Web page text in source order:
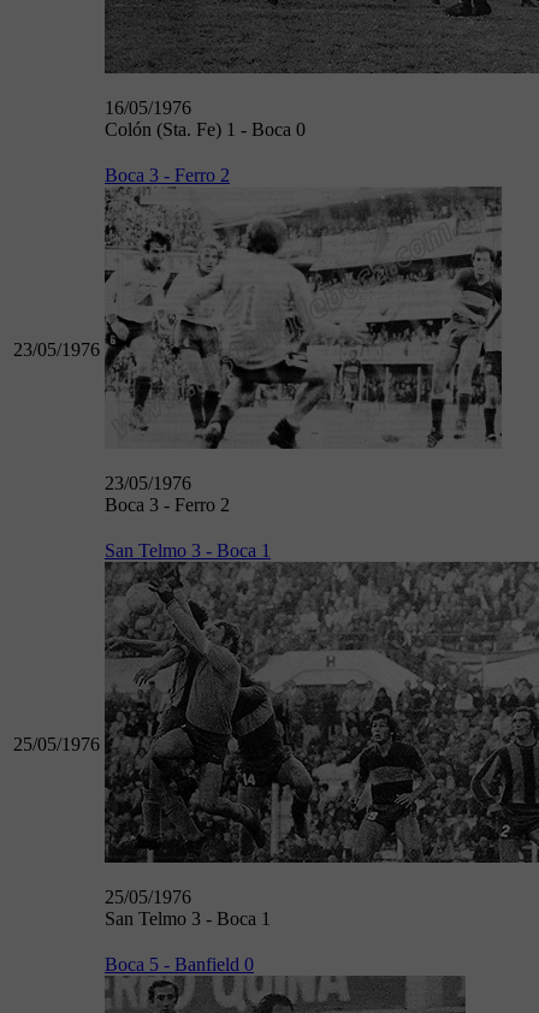
16/05/1976
Colón (Sta. Fe) 1 - Boca 0
23/05/1976
Boca 3 - Ferro 2
23/05/1976
Boca 3 - Ferro 2
25/05/1976
San Telmo 3 - Boca 1
25/05/1976
San Telmo 3 - Boca 1
Boca 5 - Banfield 0